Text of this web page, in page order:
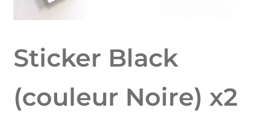
Sticker Black
(couleur Noire) x2